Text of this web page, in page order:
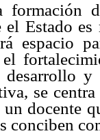
formación
el Estado
espacio
el
se
docente
conciben